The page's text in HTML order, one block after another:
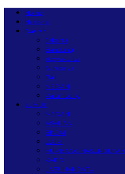
Home
Nasional
Daerah
Jakarta
Bandung
Yogyakarta
Surabaya
Bali
MEDAN
Palembang
SUMUT
MEDAN
ASAHAN
BINJAI
DAIRI
HUMBANG HASUNDUTAN
KARO
LABUHANBATU